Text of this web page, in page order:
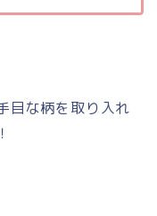
目な柄を取り入れ